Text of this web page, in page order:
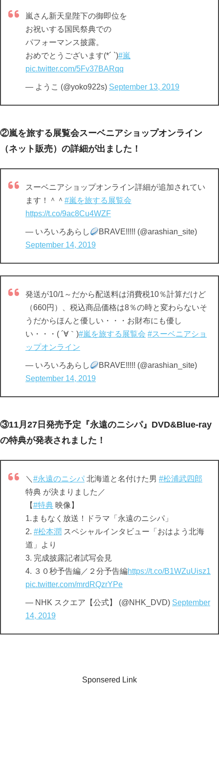
嵐さん新天皇陛下の御即位を
お祝いする国民祭典での
パフォーマンス披露。
おめでとうございます(*´ `)#嵐
pic.twitter.com/5Fv37BARqq
— ようこ (@yoko922s) September 13, 2019
②嵐を旅する展覧会スーベニアショップオンライン
（ネット販売）の詳細が出ました！
スーベニアショップオンライン詳細が追加されてい
ます！＾＾ #嵐を旅する展覧会
https://t.co/9ac8Cu4WZF
— いろいろあらし
BRAVE!!!!! (@arashian_site)
September 14, 2019
発送が10/1～だから配送料は消費税10％計算だけど
（660円）、税込商品価格は8％の時と変わらないそ
うだからほんと優しい・・・お財布にも優し
い・・・( ´∀｀)#嵐を旅する展覧会 #スーベニアショ
ップオンライン
— いろいろあらし
BRAVE!!!!! (@arashian_site)
September 14, 2019
③11月27日発売予定『永遠のニシパ』DVD&Blue-ray
の特典が発表されました！
＼ #永遠のニシパ 北海道と名付けた男 #松浦武四郎
特典 が決まりました／
【#特典 映像】
1.まもなく放送！ドラマ「永遠のニシパ」
2. #松本潤 スペシャルインタビュー「おはよう北海
道」より
3. 完成披露記者試写会見
4. ３０秒予告編／２分予告編https://t.co/B1WZuUisz1
pic.twitter.com/mrdRQzrYPe
— NHK スクエア【公式】 (@NHK_DVD) September
14, 2019
Sponsered Link